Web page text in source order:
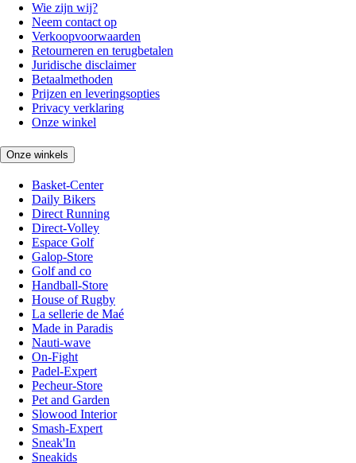
Wie zijn wij?
Neem contact op
Verkoopvoorwaarden
Retourneren en terugbetalen
Juridische disclaimer
Betaalmethoden
Prijzen en leveringsopties
Privacy verklaring
Onze winkel
Onze winkels
Basket-Center
Daily Bikers
Direct Running
Direct-Volley
Espace Golf
Galop-Store
Golf and co
Handball-Store
House of Rugby
La sellerie de Maé
Made in Paradis
Nauti-wave
On-Fight
Padel-Expert
Pecheur-Store
Pet and Garden
Slowood Interior
Smash-Expert
Sneak'In
Sneakids